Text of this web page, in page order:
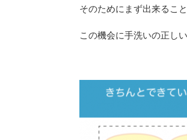
そのためにまず出来るこ
この機会に手洗いの正し